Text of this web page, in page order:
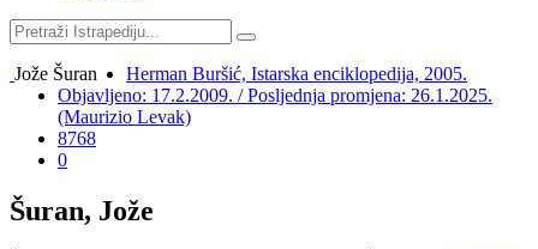
Jože Šuran
Herman Buršić, Istarska enciklopedija, 2005.
Objavljeno: 17.2.2009. / Posljednja promjena: 26.1.2025.
(Maurizio Levak)
8768
0
Šuran, Jože